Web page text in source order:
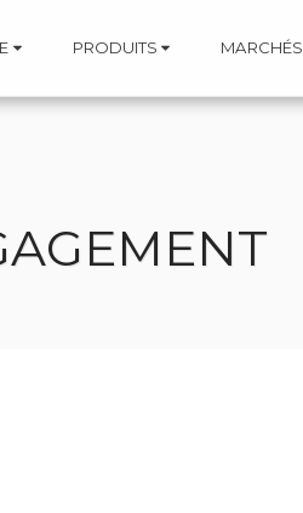
PRODUITS MARCHÉS